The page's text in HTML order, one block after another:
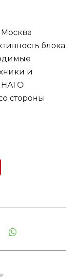
блока
и
НАТО
стороны